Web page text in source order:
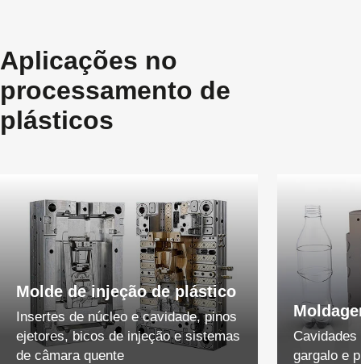
Aplicações no
processamento de
plásticos
Molde de injeção de plástico
Insertes de núcleo e cavidade, pinos
ejetores, bicos de injeção e sistemas
de câmara quente
gargalo e